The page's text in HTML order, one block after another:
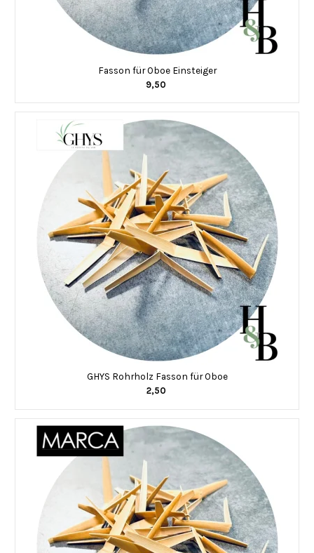
Fasson für Oboe Einsteiger
9,50
GHYS Rohrholz Fasson für Oboe
2,50